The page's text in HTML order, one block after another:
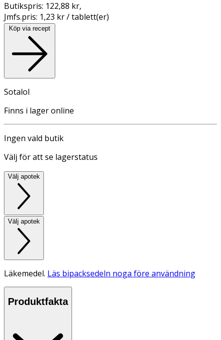
Butikspris: 122,88 kr,
Jmfs.pris: 1,23 kr / tablett(er)
Köp via recept
Sotalol
Finns i lager online
Ingen vald butik
Välj för att se lagerstatus
Välj apotek
Välj apotek
Läkemedel. Läs bipacksedeln noga före användning
Produktfakta